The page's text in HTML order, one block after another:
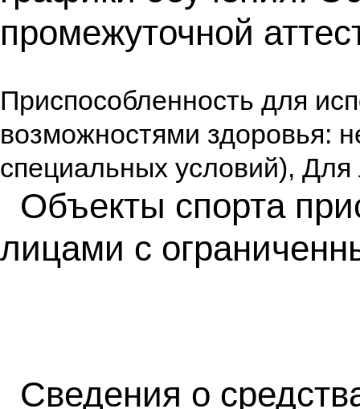
промежуточной
Приспособленность для
возможностями здоровья:
специальных условий),
Объекты спорта
лицами с
Сведения о